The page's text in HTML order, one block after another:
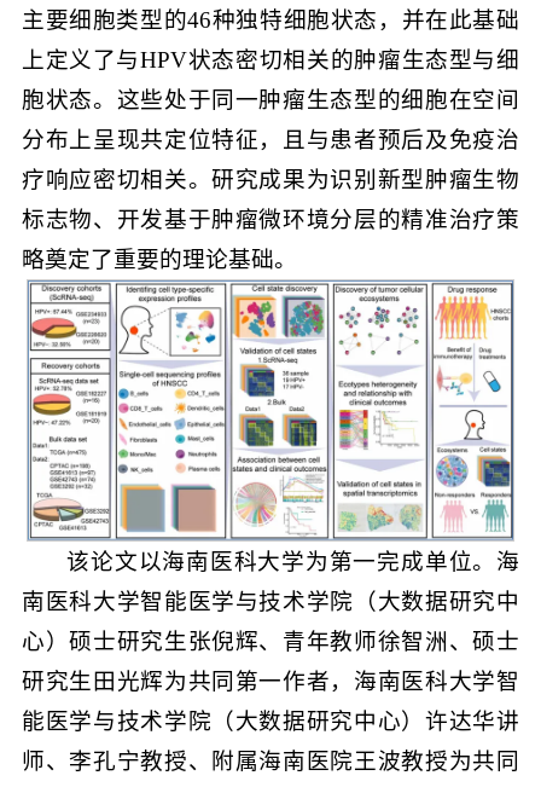
主要细胞类型的46种独特细胞状态，并在此基础
上定义了与HPV状态密切相关的肿瘤生态型与细
胞状态。这些处于同一肿瘤生态型的细胞在空间
分布上呈现共定位特征，且与患者预后及免疫治
疗响应密切相关。研究成果为识别新型肿瘤生物
标志物、开发基于肿瘤微环境分层的精准治疗策
略奠定了重要的理论基础。
该论文以海南医科大学为第一完成单位。海
南医科大学智能医学与技术学院（大数据研究中
心）硕士研究生张倪辉、青年教师徐智洲、硕士
研究生田光辉为共同第一作者，海南医科大学智
能医学与技术学院（大数据研究中心）许达华讲
师、李孔宁教授、附属海南医院王波教授为共同